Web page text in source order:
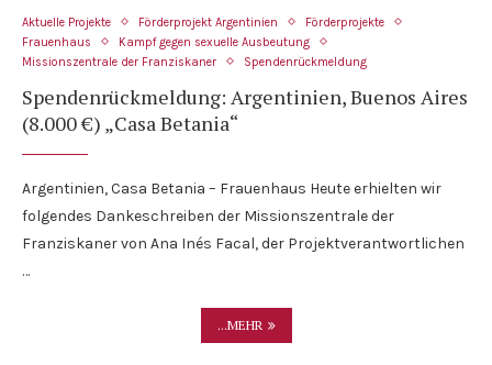
Aktuelle Projekte Förderprojekt Argentinien
Förderprojekte
Frauenhaus
Kampf gegen sexuelle Ausbeutung
Missionszentrale der Franziskaner
Spendenrückmeldung
Spendenrückmeldung: Argentinien, Buenos Aires
(8.000 €) „Casa Betania“
Argentinien, Casa Betania – Frauenhaus Heute erhielten wir
folgendes Dankeschreiben der Missionszentrale der
Franziskaner von Ana Inés Facal, der Projektverantwortlichen
…
...MEHR